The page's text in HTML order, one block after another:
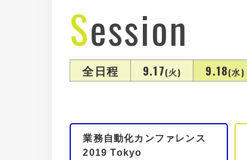
Session
全日程 9.17(火) 9.18(水)
業務自動化カンファレンス
2019 Tokyo